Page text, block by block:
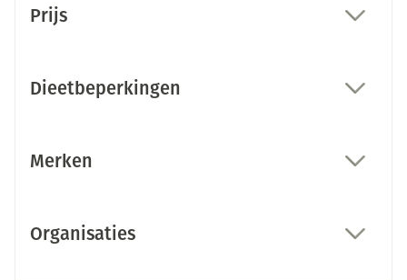
Prijs
Dieetbeperkingen
Merken
Organisaties